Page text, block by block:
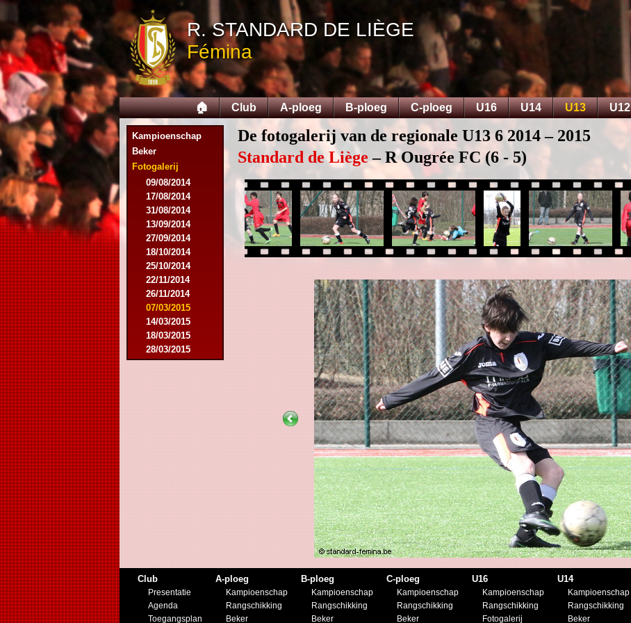
R. STANDARD DE LIÈGE
Fémina
🏠 Club A-ploeg B-ploeg C-ploeg U16 U14 U13 U12
Kampioenschap
Beker
Fotogalerij
09/08/2014
17/08/2014
31/08/2014
13/09/2014
27/09/2014
18/10/2014
25/10/2014
22/11/2014
26/11/2014
07/03/2015
14/03/2015
18/03/2015
28/03/2015
25/04/2015
17/02/2018
01/05/2018
De fotogalerij van de regionale U13 6 2014 – 2015
Standard de Liège– R Ougrée FC (6 - 5)
Club
Presentatie
Agenda
Toegangsplan
A-ploeg
Kampioenschap
Rangschikking
Beker
B-ploeg
Kampioenschap
Rangschikking
Beker
C-ploeg
Kampioenschap
Rangschikking
Beker
U16
Kampioenschap
Rangschikking
Fotogalerij
U14
Kampioenschap
Rangschikking
Beker